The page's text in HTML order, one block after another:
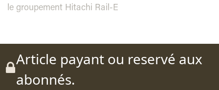
le groupement Hitachi Rail-E
Article payant ou reservé aux
abonnés.